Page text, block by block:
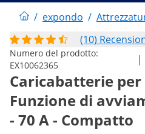
/ expondo /
(10)
Numero del prodotto:
EX10062365
|
Caricabatterie per
Funzione di
- 70 A - Compatto